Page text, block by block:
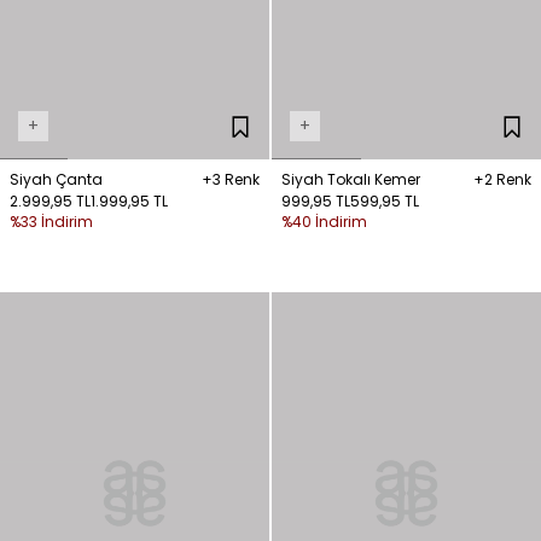
+
Siyah Çanta
+3 Renk
2.999,95 TL1.999,95 TL
%33 İndirim
+
Siyah Tokalı Kemer
+2 Renk
999,95 TL599,95 TL
%40 İndirim